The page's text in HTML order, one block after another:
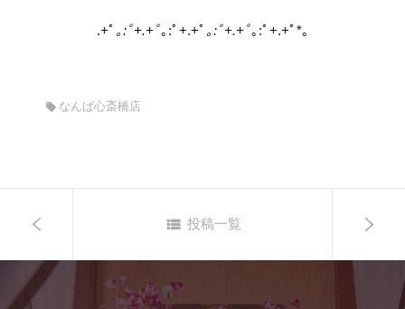
.+ﾟ ｡:ﾟ+.+ﾟ｡:ﾟ+.+ﾟ ｡:ﾟ+.+ﾟ｡:ﾟ+.+ﾟ*｡
なんば心斎橋店
投稿一覧